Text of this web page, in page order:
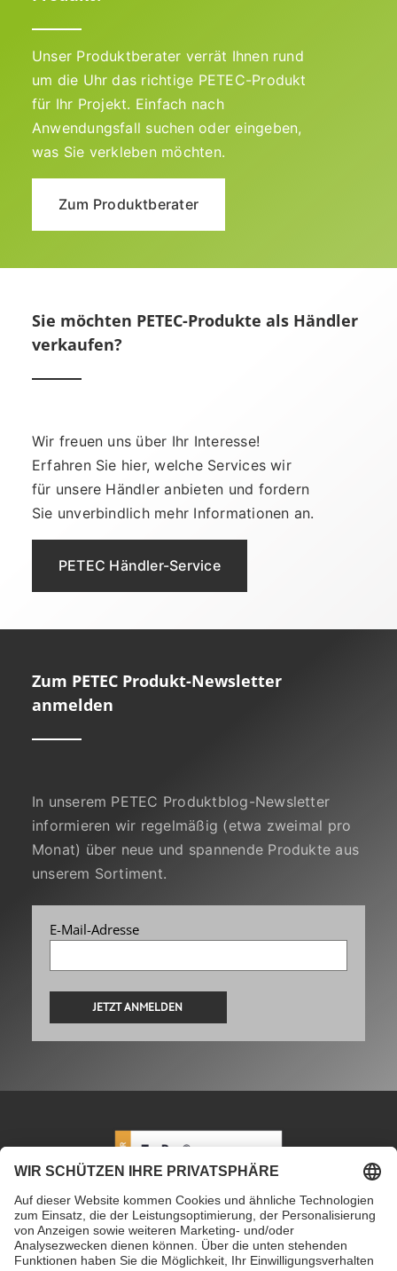
Unser Produktberater verrät Ihnen rund
um die Uhr das richtige PETEC-Produkt
für Ihr Projekt. Einfach nach
Anwendungsfall suchen oder eingeben,
was Sie verkleben möchten.
Zum Produktberater
Sie möchten PETEC-Produkte als Händler
verkaufen?
Wir freuen uns über Ihr Interesse!
Erfahren Sie hier, welche Services wir
für unsere Händler anbieten und fordern
Sie unverbindlich mehr Informationen an.
PETEC Händler-Service
Zum PETEC Produkt-Newsletter
anmelden
In unserem PETEC Produktblog-Newsletter
informieren wir regelmäßig (etwa zweimal pro
Monat) über neue und spannende Produkte aus
unserem Sortiment.
E-Mail-Adresse
PETEC Verbindungstechnik GmbH | Wüstenbuch 26
96132 Schlüsselfeld | Deutschland | +49 9555 80994